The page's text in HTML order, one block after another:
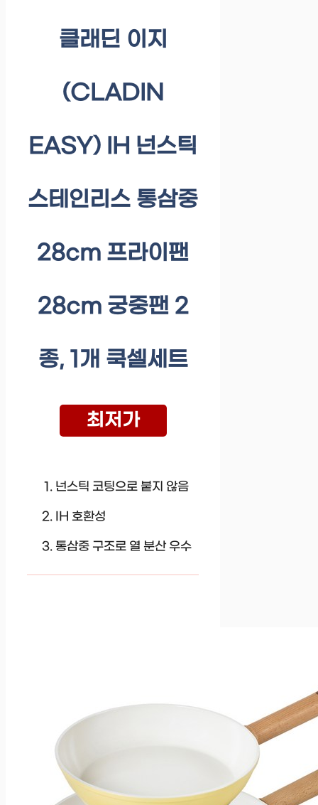
클래딘 이지
(CLADIN
EASY) IH 넌스틱
스테인리스 통삼중
28cm 프라이팬
28cm 궁중팬 2
종, 1개 쿡셀세트
최저가
넌스틱 코팅으로 붙지 않음
IH 호환성
통삼중 구조로 열 분산 우수